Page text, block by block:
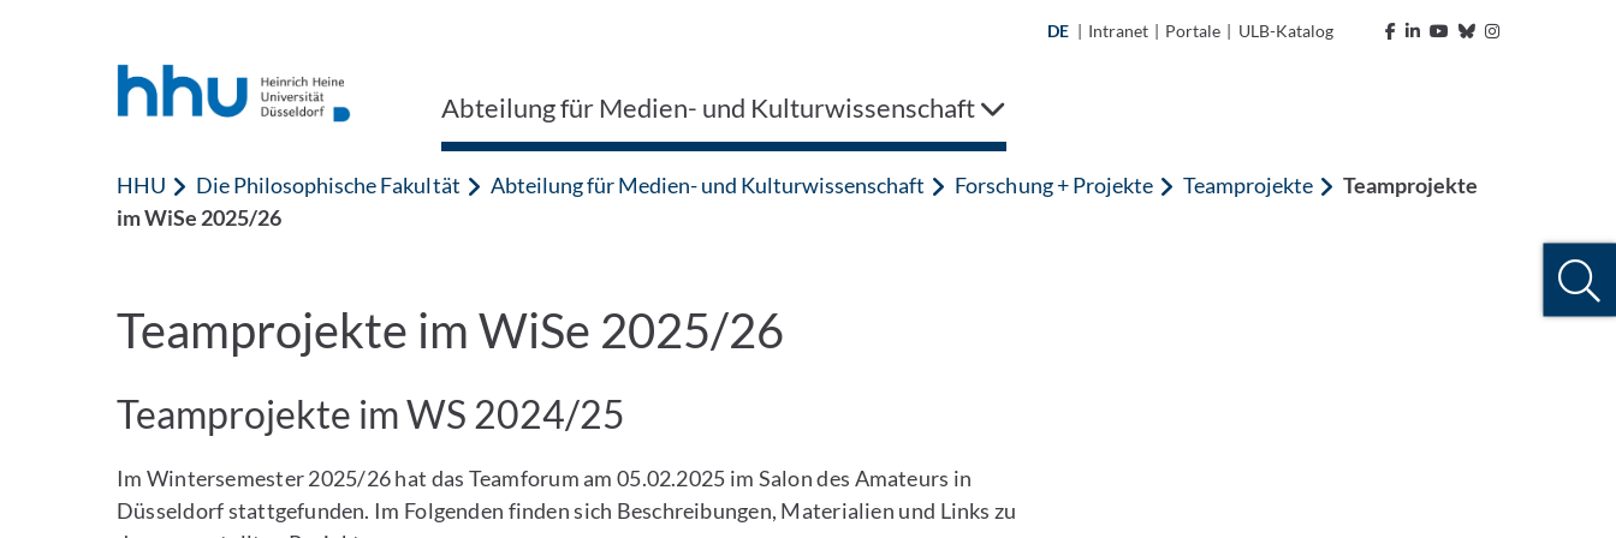
DE | Intranet | Portale | ULB-Katalog
Abteilung für Medien- und Kulturwissenschaft
HHU Die Philosophische Fakultät Abteilung für Medien- und Kulturwissenschaft Forschung + Projekte Teamprojekte
Teamprojekte
im WiSe 2025/26
Teamprojekte im WiSe 2025/26
Teamprojekte im WS 2024/25
Im Wintersemester 2025/26 hat das Teamforum am 05.02.2025 im Salon des Amateurs in
Düsseldorf stattgefunden. Im Folgenden finden sich Beschreibungen, Materialien und Links zu